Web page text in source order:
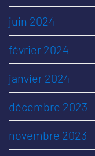
juin 2024
février 2024
janvier 2024
décembre 2023
novembre 2023